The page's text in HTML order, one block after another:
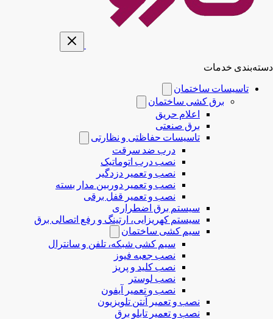
دسته‌بندی خدمات
تاسیسات ساختمان
برق کشی ساختمان
اعلام حریق
برق صنعتی
تاسیسات حفاظتی و نظارتی
درب ضد سرقت
نصب درب‌ اتوماتیک
نصب و تعمیر دزدگیر
نصب و تعمیر دوربین مدار بسته
نصب و تعمیر قفل برقی
سیستم برق اضطراری
سیستم کهریزایی، ارتینگ و رفع اتصالی برق
سیم کشی ساختمان
سیم کشی شبکه، تلفن و سانترال
نصب جعبه فیوز
نصب کلید و پریز
نصب لوستر
نصب و تعمیر آیفون
نصب و تعمیر آنتن تلویزیون
نصب و تعمیر تابلو برق